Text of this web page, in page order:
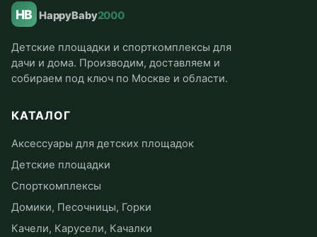
HB HappyBaby2000
Детские площадки и спорткомплексы для
дачи и дома. Производим, доставляем и
собираем под ключ по Москве и области.
КАТАЛОГ
Аксессуары для детских площадок
Детские площадки
Спорткомплексы
Домики, Песочницы, Горки
Качели, Карусели, Качалки